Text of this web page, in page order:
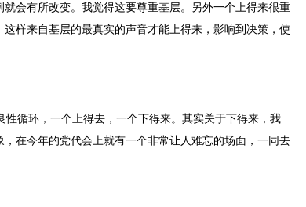
会有所改变。我觉得这要尊重基层。另外一个上得来很重
样来自基层的最真实的声音才能上得来，影响到决策，使
循环，一个上得去，一个下得来。其实关于下得来，我
在今年的党代会上就有一个非常让人难忘的场面，一同去